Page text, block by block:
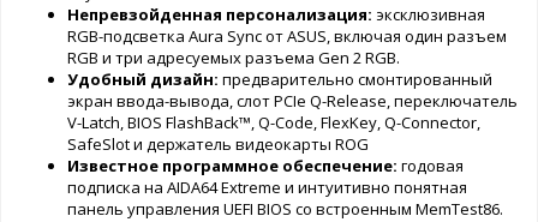
Непревзойденная персонализация: эксклюзивная
RGB-подсветка Aura Sync от ASUS, включая один разъем
RGB и три адресуемых разъема Gen 2 RGB.
Удобный дизайн: предварительно смонтированный
экран ввода-вывода, слот PCIe Q-Release, переключатель
V-Latch, BIOS FlashBack™, Q-Code, FlexKey, Q-Connector,
SafeSlot и держатель видеокарты ROG
Известное программное обеспечение: годовая
подписка на AIDA64 Extreme и интуитивно понятная
панель управления UEFI BIOS со встроенным MemTest86.